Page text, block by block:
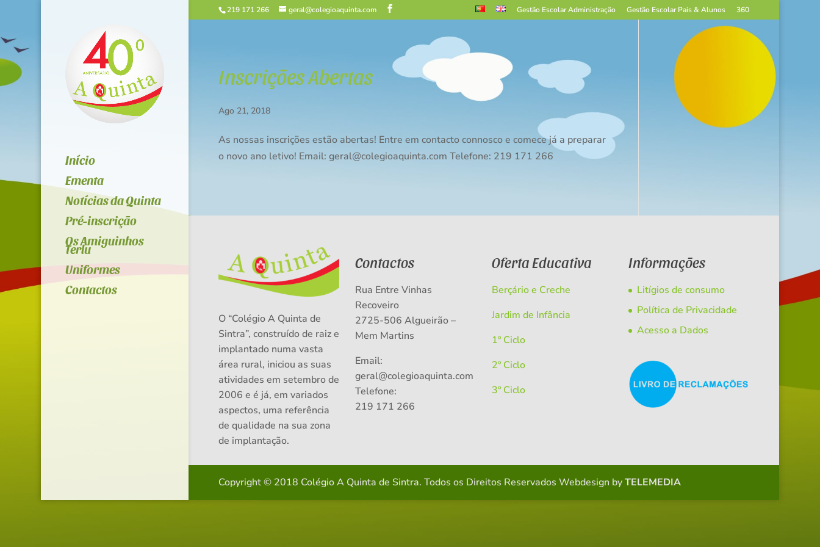
219 171 266 geral@colegioaquinta.com Gestão Escolar Administração Gestão Escolar Pais & Alunos 360
Início
Ementa
Notícias da Quinta
Pré-inscrição
Os Amiguinhos
Terlu
Uniformes
Contactos
Inscrições Abertas
Ago 21, 2018
As nossas inscrições estão abertas! Entre em contacto connosco e comece já a preparar
o novo ano letivo! Email: geral@colegioaquinta.com Telefone: 219 171 266
O “Colégio A Quinta de
Sintra”, construído de raiz e
implantado numa vasta
área rural, iniciou as suas
atividades em setembro de
2006 e é já, em variados
aspectos, uma referência
de qualidade na sua zona
de implantação.
Contactos
Rua Entre Vinhas
Recoveiro
2725-506 Algueirão –
Mem Martins
Email:
geral@colegioaquinta.com
Telefone:
219 171 266
Oferta Educativa
Berçário e Creche
Jardim de Infância
1º Ciclo
2º Ciclo
3º Ciclo
Informações
Litígios de consumo
Política de Privacidade
Acesso a Dados
Copyright © 2018 Colégio A Quinta de Sintra. Todos os Direitos Reservados Webdesign byTELEMEDIA